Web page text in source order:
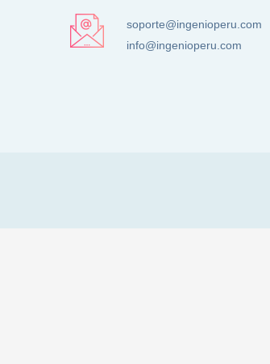
soporte@ingenioperu.com
info@ingenioperu.com